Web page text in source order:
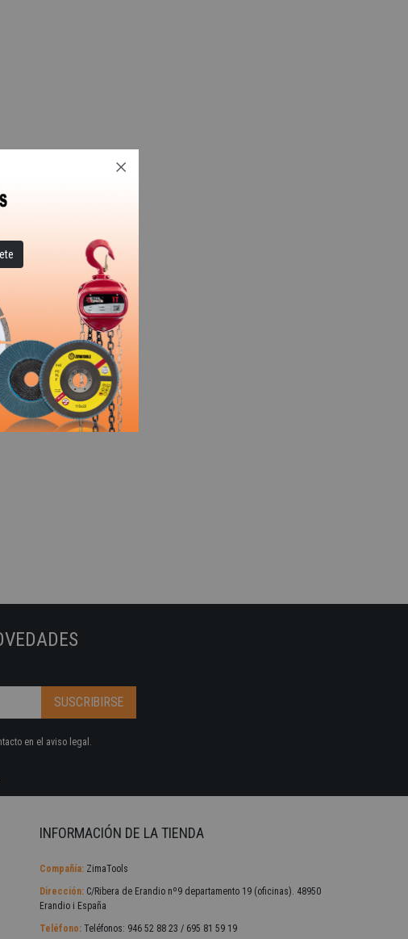
en el aviso legal.
INFORMACIÓN DE LA TIENDA
Compañía: ZimaTools
Dirección: C/Ribera de Erandio nº9 departamento 19 (oficinas). 48950
Erandio i España
Teléfono: Teléfonos: 946 52 88 23 / 695 81 59 19